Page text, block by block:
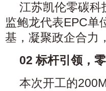
江苏凯伦零碳科
监鲍龙代表EPC单
基，凝聚政企合力
02 标杆引领，
本次开工的